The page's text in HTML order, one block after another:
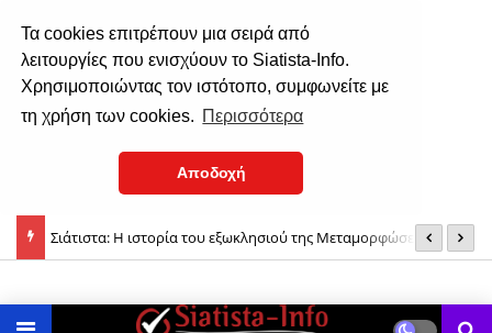
Τα cookies επιτρέπουν μια σειρά από
λειτουργίες που ενισχύουν το Siatista-Info.
Χρησιμοποιώντας τον ιστότοπο, συμφωνείτε με
τη χρήση των cookies. Περισσότερα
Αποδοχή
Σωτήρος Χριστού (ηχητικό)
Σιάτιστα: Η εορτή της Μεταμορφώσεως του Σωτήρος Χριστού